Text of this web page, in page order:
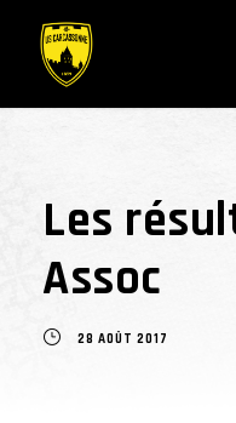
Les
Assoc
28 AOÛT 2017